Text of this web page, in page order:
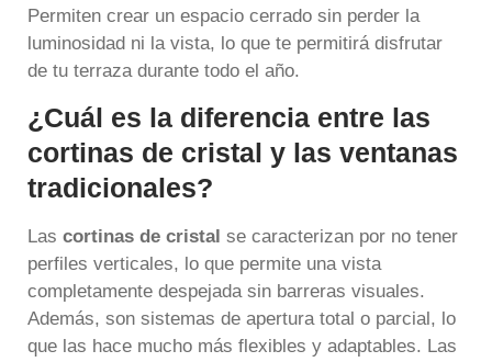
Permiten crear un espacio cerrado sin perder la
luminosidad ni la vista, lo que te permitirá disfrutar
de tu terraza durante todo el año.
¿Cuál es la diferencia entre las
cortinas de cristal y las ventanas
tradicionales?
Las cortinas de cristal se caracterizan por no tener
perfiles verticales, lo que permite una vista
completamente despejada sin barreras visuales.
Además, son sistemas de apertura total o parcial, lo
que las hace mucho más flexibles y adaptables. Las